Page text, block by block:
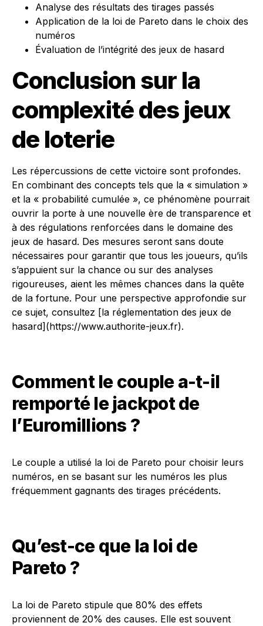
Analyse des résultats des tirages passés
Application de la loi de Pareto dans le choix des
numéros
Évaluation de l’intégrité des jeux de hasard
Conclusion sur la
complexité des jeux
de loterie
Les répercussions de cette victoire sont profondes.
En combinant des concepts tels que la « simulation »
et la « probabilité cumulée », ce phénomène pourrait
ouvrir la porte à une nouvelle ère de transparence et
à des régulations renforcées dans le domaine des
jeux de hasard. Des mesures seront sans doute
nécessaires pour garantir que tous les joueurs, qu’ils
s’appuient sur la chance ou sur des analyses
rigoureuses, aient les mêmes chances dans la quête
de la fortune. Pour une perspective approfondie sur
ce sujet, consultez [la réglementation des jeux de
hasard](https://www.authorite-jeux.fr).
Comment le couple a-t-il
remporté le jackpot de
l’Euromillions ?
Le couple a utilisé la loi de Pareto pour choisir leurs
numéros, en se basant sur les numéros les plus
fréquemment gagnants des tirages précédents.
Qu’est-ce que la loi de
Pareto ?
La loi de Pareto stipule que 80% des effets
proviennent de 20% des causes. Elle est souvent